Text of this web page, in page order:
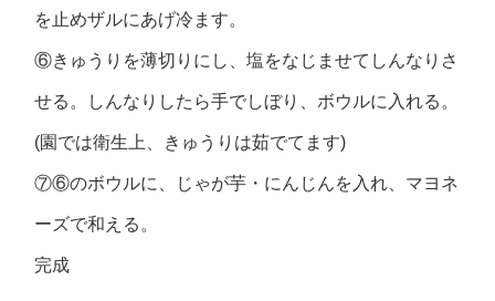
を止めザルにあげ冷ます。
⑥きゅうりを薄切りにし、塩をなじませてしんなりさ
せる。しんなりしたら手でしぼり、ボウルに入れる。
(園では衛生上、きゅうりは茹でてます)
⑦⑥のボウルに、じゃが芋・にんじんを入れ、マヨネ
ーズで和える。
完成